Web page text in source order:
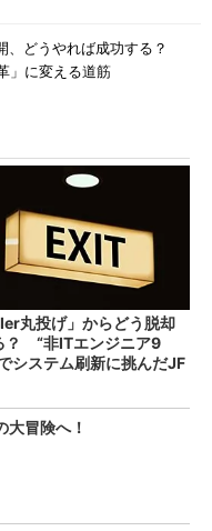
、どうやれば成功する？
」に変える道筋
丸投げ」からどう脱却
？ “非ITエンジニア9
システム刷新に挑んだJF
冒険へ！